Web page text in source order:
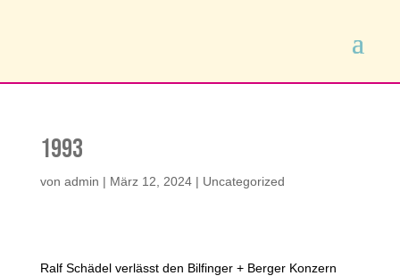
1993
von admin | März 12, 2024| Uncategorized
Ralf Schädel verlässt den Bilfinger + Berger Konzern